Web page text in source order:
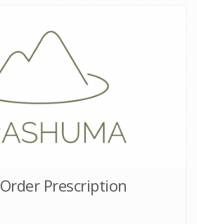
Prescription